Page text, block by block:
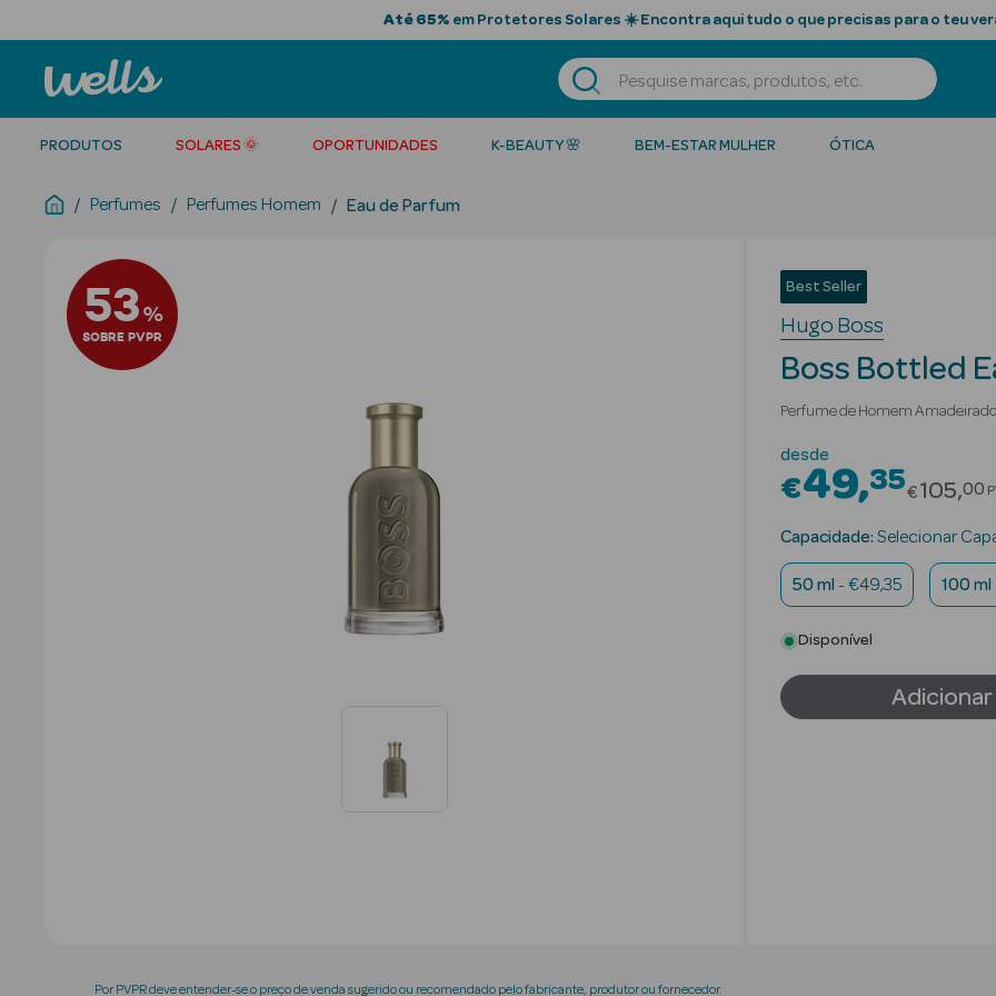
Até 65% em Protetores Solares ☀️ Encontra aqui tudo o que precisas para o teu
PRODUTOS SOLARES 🌞 OPORTUNIDADES K-BEAUTY 🌸 BEM-ESTAR MULHER ÓTICA
Perfumes Perfumes Homem Eau de Parfum
53%
SOBRE PVPR
Best Seller
Hugo Boss
Boss Bottled
Perfume de Homem Amadeirado
desde
€49 35Price
€105 00
Capacidade: Selecionar
50 ml - €49,35 100 ml
Disponível
Adicionar
Por PVPR deve entender-se o preço de venda sugerido ou recomendado pelo fabricante, produtor ou fornecedor.